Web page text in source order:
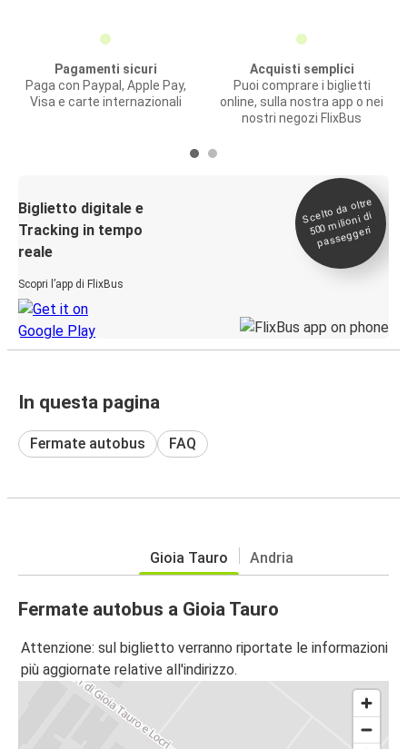
Pagamenti sicuri
Paga con Paypal, Apple Pay,
Visa e carte internazionali
Acquisti semplici
Puoi comprare i biglietti
online, sulla nostra app o nei
nostri negozi FlixBus
Biglietto digitale e
Tracking in tempo
reale
Scopri l’app di FlixBus
Scelto da oltre
500
milioni di
passeggeri
In questa pagina
Fermate autobus FAQ
Gioia Tauro Andria
Fermate autobus a Gioia Tauro
Attenzione: sul biglietto verranno riportate le informazioni
più aggiornate relative all'indirizzo.